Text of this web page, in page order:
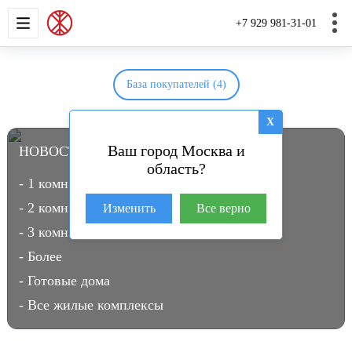
+7 929 981-31-01
НОВОСТРОЙКИ ДОМА И
X
Ваш город Москва и
область?
Изменить Все верно
База покупателей (4)
(3961)
НОВОСТРОЙКИ В МОСКВЕ
- 1 комн.
- 2 комн.
- 3 комн.
- Более
- Готовые дома
- Все жилые комплексы